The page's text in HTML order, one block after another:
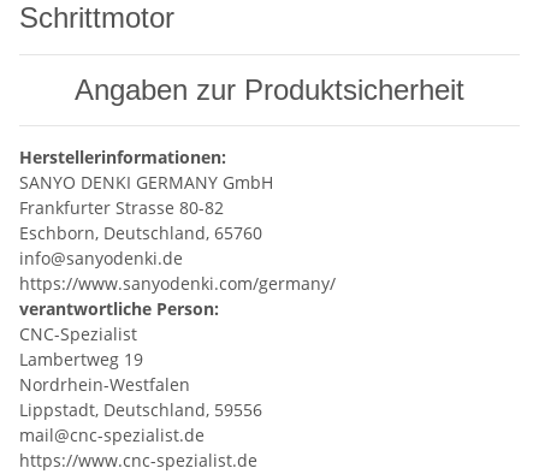
Schrittmotor
Angaben zur Produktsicherheit
Herstellerinformationen:
SANYO DENKI GERMANY GmbH
Frankfurter Strasse 80-82
Eschborn, Deutschland, 65760
info@sanyodenki.de
https://www.sanyodenki.com/germany/
verantwortliche Person:
CNC-Spezialist
Lambertweg 19
Nordrhein-Westfalen
Lippstadt, Deutschland, 59556
mail@cnc-spezialist.de
https://www.cnc-spezialist.de